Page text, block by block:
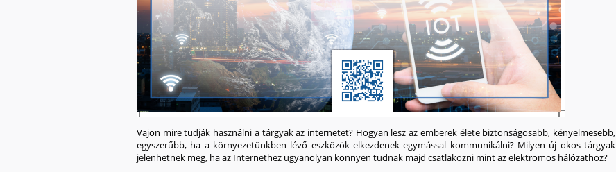
Vajon mire tudják használni a tárgyak az internetet? Hogyan lesz az emberek élete biztonságosabb, kényelmesebb,
egyszerűbb, ha a környezetünkben lévő eszközök elkezdenek egymással kommunikálni? Milyen új okos tárgyak
jelenhetnek meg, ha az Internethez ugyanolyan könnyen tudnak majd csatlakozni mint az elektromos hálózathoz?